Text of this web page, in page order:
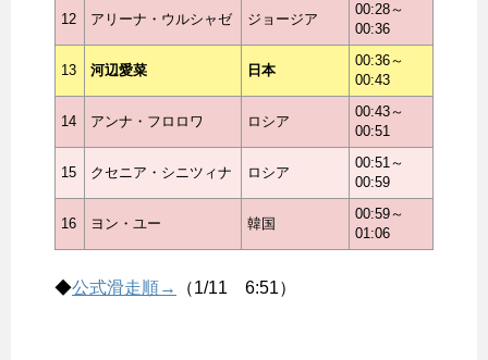
12 アリーナ・ウルシャゼ ジョージア
00:28～
00:36
13 河辺愛菜 日本
00:36～
00:43
14 アンナ・フロロワ ロシア
00:43～
00:51
15 クセニア・シニツィナ ロシア
00:51～
00:59
16 ヨン・ユー 韓国
00:59～
01:06
◆公式滑走順→ （1/11 6:51）